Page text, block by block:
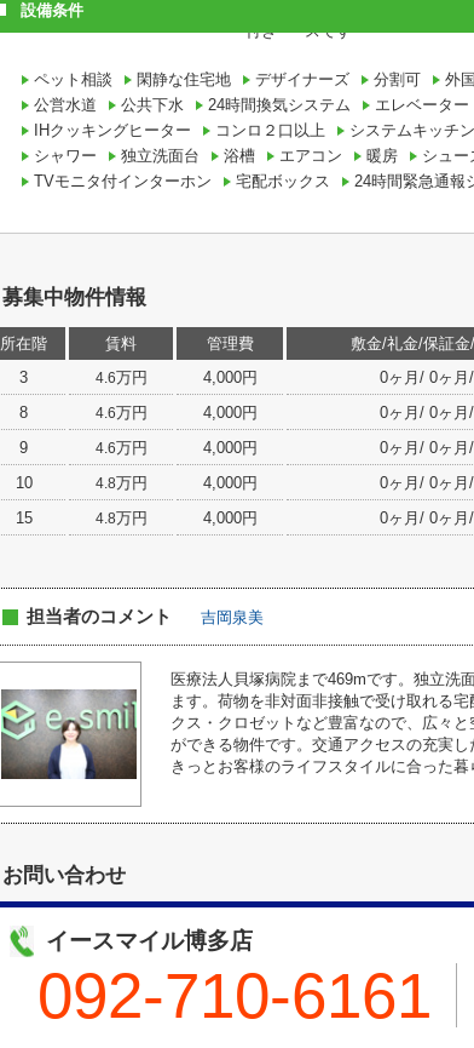
設備条件
ペット相談 閑静な住宅地 デザイナーズ 分割可 外
公営水道
公共下水 24時間換気システム エレベーター
IHクッキングヒーター
コンロ２口以上 システムキッチン
シャワー
独立洗面台 浴槽 エアコン 暖房 シュー
TVモニタ付インターホン
宅配ボックス 24時間緊急通報
募集中物件情報
所在階 賃料 管理費 敷金/礼金/保証金
3
4.6万円 4,000円 0ヶ月/ 0ヶ月
8
4.6万円 4,000円 0ヶ月/ 0ヶ月
9
4.6万円 4,000円 0ヶ月/ 0ヶ月
10
4.8万円 4,000円 0ヶ月/ 0ヶ月
15
4.8万円 4,000円 0ヶ月/ 0ヶ月
担当者のコメント 吉岡泉美
医療法人貝塚病院まで469mです。独立洗
ます。荷物を非対面非接触で受け取れる
クス・クロゼットなど豊富なので、広々
ができる物件です。交通アクセスの充実
きっとお客様のライフスタイルに合った暮
お問い合わせ
イースマイル博多店
092-710-6161